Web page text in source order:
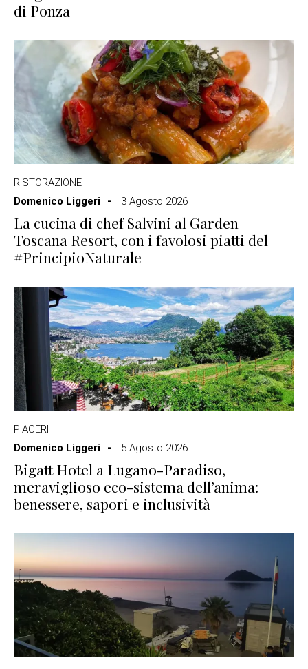
di Ponza
RISTORAZIONE
Domenico Liggeri
3 Agosto 2026
La cucina di chef Salvini al Garden
Toscana Resort, con i favolosi piatti del
#PrincipioNaturale
PIACERI
Domenico Liggeri
5 Agosto 2026
Bigatt Hotel a Lugano-Paradiso,
meraviglioso eco-sistema dell’anima:
benessere, sapori e inclusività